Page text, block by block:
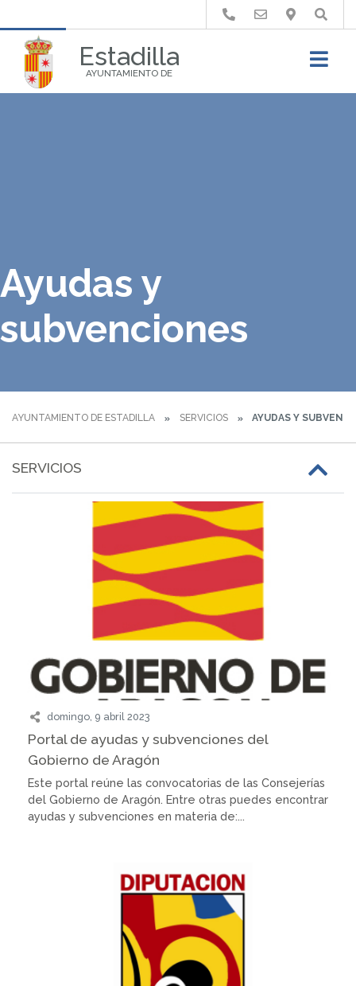
Estadilla
AYUNTAMIENTO DE
Buscar
Ayudas y
subvenciones
AYUNTAMIENTO DE ESTADILLA SERVICIOS AYUDAS Y
SERVICIOS
domingo, 9 abril 2023
Portal de ayudas y subvenciones del
Gobierno de Aragón
Este portal reúne las convocatorias de las Consejerías
del Gobierno de Aragón. Entre otras puedes encontrar
ayudas y subvenciones en materia de:...